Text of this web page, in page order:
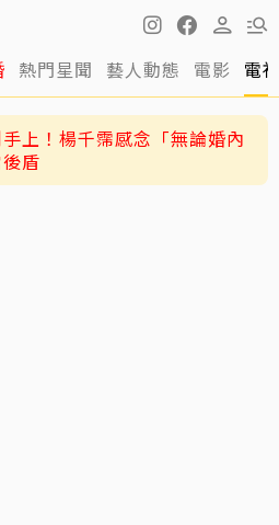
熱門星聞 藝人動態 電影 電
上！楊千霈感念「無論婚內
盾